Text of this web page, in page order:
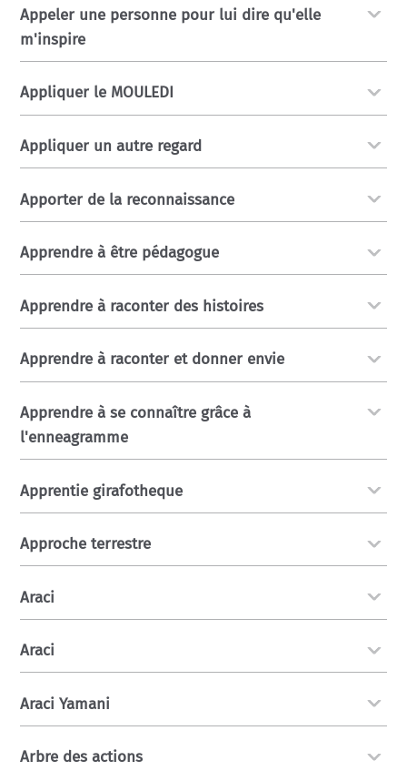
Appeler une personne pour lui dire qu'elle
m'inspire
Appliquer le MOULEDI
Appliquer un autre regard
Apporter de la reconnaissance
Apprendre à être pédagogue
Apprendre à raconter des histoires
Apprendre à raconter et donner envie
Apprendre à se connaître grâce à
l'enneagramme
Apprentie girafotheque
Approche terrestre
Araci
Araci
Araci Yamani
Arbre des actions